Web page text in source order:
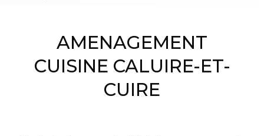
AMENAGEMENT
CUISINE CALUIRE-ET-
CUIRE